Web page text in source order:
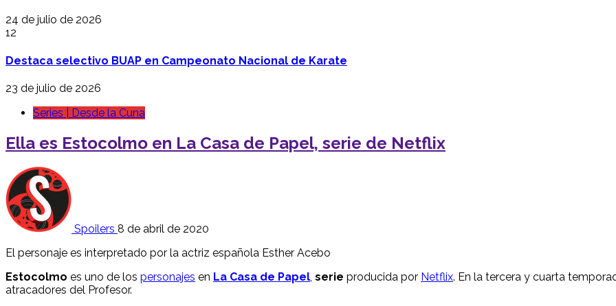
24 de julio de 2026
12
Destaca selectivo BUAP en Campeonato Nacional de Karate
23 de julio de 2026
Series | Desde la Cuna
Ella es Estocolmo en La Casa de Papel, serie de Netflix
Spoilers 8 de abril de 2020
El personaje es interpretado por la actriz española Esther Acebo
Estocolmo es uno de los personajes en La Casa de Papel serie producida por Netflix. En la tercera y cuarta
atracadores del Profesor.